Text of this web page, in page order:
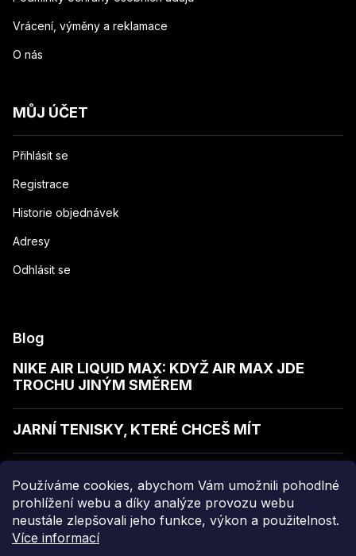
Používáme cookies, abychom Vám umožnili pohodlné
prohlížení webu a díky analýze provozu webu
neustále zlepšovali jeho funkce, výkon a použitelnost.
Více informací
Vrácení, výměny a reklamace
O nás
MŮJ ÚČET
Přihlásit se
Registrace
Historie objednávek
Adresy
Odhlásit se
Blog
NIKE AIR LIQUID MAX: KDYŽ AIR MAX JDE
TROCHU JINÝM SMĚREM
JARNÍ TENISKY, KTERÉ CHCEŠ MÍT